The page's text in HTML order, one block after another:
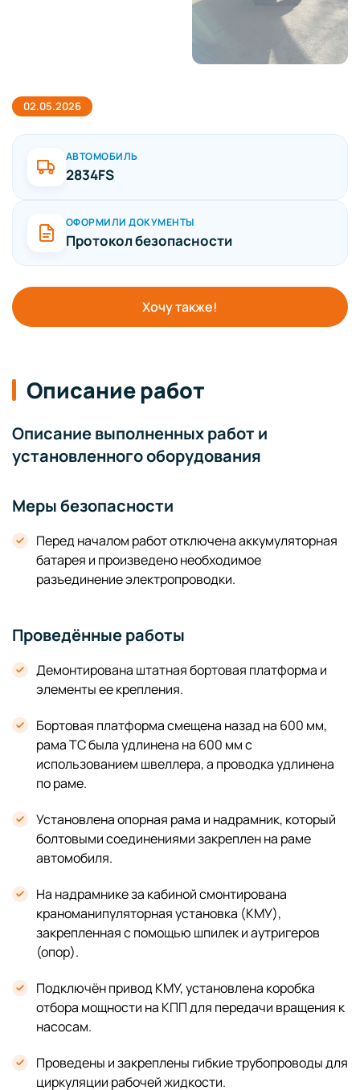
02.05.2026
АВТОМОБИЛЬ
2834FS
ОФОРМИЛИ ДОКУМЕНТЫ
Протокол безопасности
Хочу также!
Описание работ
Описание выполненных работ и
установленного оборудования
Меры безопасности
Перед началом работ отключена аккумуляторная
батарея и произведено необходимое
разъединение электропроводки.
Проведённые работы
Демонтирована штатная бортовая платформа и
элементы ее крепления.
Бортовая платформа смещена назад на 600 мм,
рама ТС была удлинена на 600 мм с
использованием швеллера, а проводка удлинена
по раме.
Установлена опорная рама и надрамник, который
болтовыми соединениями закреплен на раме
автомобиля.
На надрамнике за кабиной смонтирована
краноманипуляторная установка (КМУ),
закрепленная с помощью шпилек и аутригеров
(опор).
Подключён привод КМУ, установлена коробка
отбора мощности на КПП для передачи вращения к
насосам.
Проведены и закреплены гибкие трубопроводы для
циркуляции рабочей жидкости.